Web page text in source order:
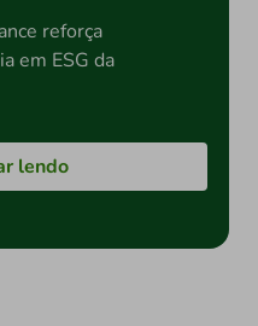
reforça
em ESG da
lendo